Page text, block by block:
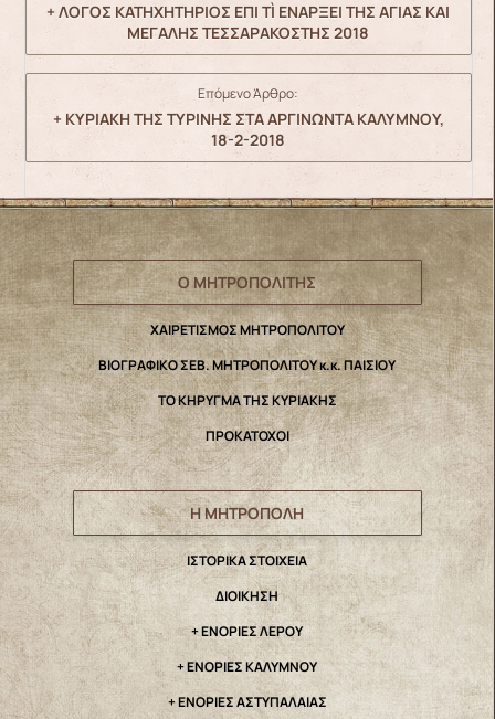
+ ΛΟΓΟΣ ΚΑΤΗΧΗΤΗΡΙΟΣ ΕΠΙ ΤÌ ΕΝΑΡΞΕΙ ΤΗΣ ΑΓΙΑΣ ΚΑΙ
ΜΕΓΑΛΗΣ ΤΕΣΣΑΡΑΚΟΣΤΗΣ 2018
Επόμενο Άρθρο:
+ ΚΥΡΙΑΚΗ ΤΗΣ ΤΥΡΙΝΗΣ ΣΤΑ ΑΡΓΙΝΩΝΤΑ ΚΑΛΥΜΝΟΥ,
18-2-2018
Ο ΜΗΤΡΟΠΟΛΙΤΗΣ
ΧΑΙΡΕΤΙΣΜΟΣ ΜΗΤΡΟΠΟΛΙΤΟΥ
ΒΙΟΓΡΑΦΙΚΟ ΣΕΒ. ΜΗΤΡΟΠΟΛΙΤΟΥ κ.κ. ΠΑΙΣΙΟΥ
ΤΟ ΚΗΡΥΓΜΑ ΤΗΣ ΚΥΡΙΑΚΗΣ
ΠΡΟΚΑΤΟΧΟΙ
Η ΜΗΤΡΟΠΟΛΗ
IΣΤΟΡΙΚΑ ΣΤΟΙΧΕΙΑ
ΔΙΟΙΚΗΣΗ
+ ΕΝΟΡΙΕΣ ΛΕΡΟΥ
+ ΕΝΟΡΙΕΣ ΚΑΛΥΜΝΟΥ
+ ΕΝΟΡΙΕΣ ΑΣΤΥΠΑΛΑΙΑΣ